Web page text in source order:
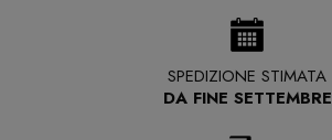
SPEDIZIONE STIMATA
DA FINE SETTEMBRE